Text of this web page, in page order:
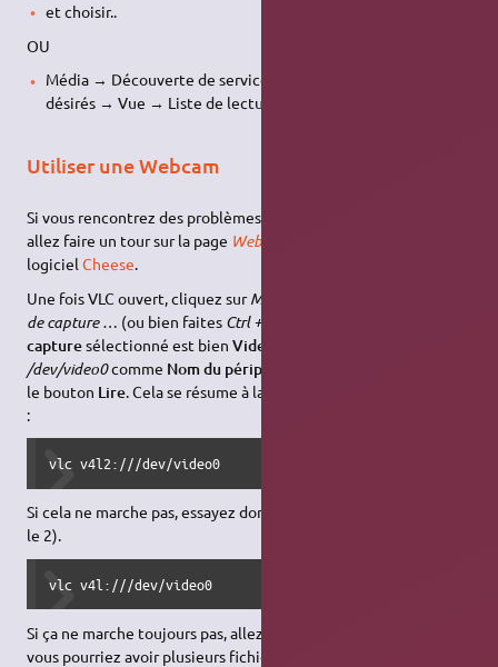
et choisir..
OU
Média → Découverte de services → cocher les services
désirés → Vue → Liste de lecture et choisir…
Utiliser une Webcam
Si vous rencontrez des problèmes avec la méthode qui suit,
allez faire un tour sur la page Webcam
logicielCheese.
Une fois VLC ouvert, cliquez surMédia –> Ouvrir un périphérique
de capture … (ou bien faites Ctrl + C
capturesélectionné est bienVideo for Linux 2
/dev/video0comme Nom du périphérique vidéo
le bouton Lire . Cela se résume à la
:
vlc v4l2:///dev/video0
Si cela ne marche pas, essayez donc avec
le 2).
vlc v4l:///dev/video0
Si ça ne marche toujours pas, allez voir dans le dossier /dev/, car
vous pourriez avoir plusieurs fichiers de source vidéo: